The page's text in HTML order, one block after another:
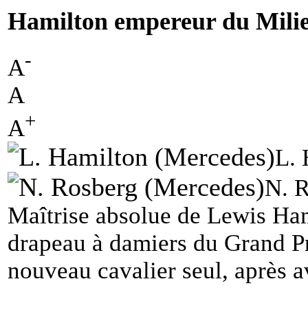
Hamilton empereur du
A-
A
A+
L.
N.
Maîtrise absolue de Lewis
drapeau à damiers du Grand
nouveau cavalier seul, après